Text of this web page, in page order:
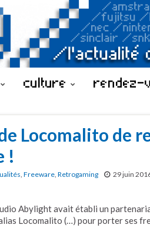
culture rendez-
Locomalito de
!
, Freeware, Retrogaming 29 juin
Abylight avait établi un
Locomalito (…) pour porter ses